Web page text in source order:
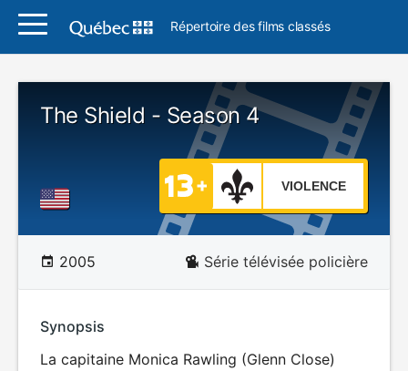
Répertoire des films classés
The Shield - Season 4
VIOLENCE
2005 Série télévisée policière
Synopsis
La capitaine Monica Rawling (Glenn Close)